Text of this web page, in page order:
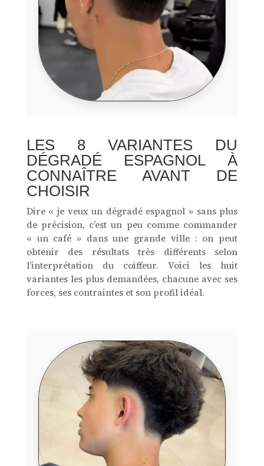
LES 8 VARIANTES DU
DÉGRADÉ ESPAGNOL À
CONNAÎTRE AVANT DE
CHOISIR
Dire « je veux un dégradé espagnol » sans plus
de précision, c’est un peu comme commander
« un café » dans une grande ville : on peut
obtenir des résultats très différents selon
l’interprétation du coiffeur. Voici les huit
variantes les plus demandées, chacune avec ses
forces, ses contraintes et son profil idéal.